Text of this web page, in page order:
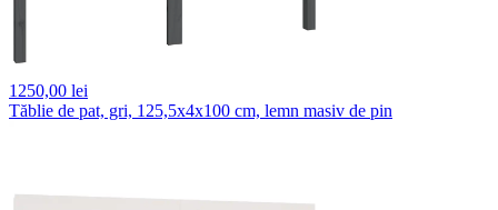
1250,00 lei
Tăblie de pat, gri, 125,5x4x100 cm, lemn masiv de pin